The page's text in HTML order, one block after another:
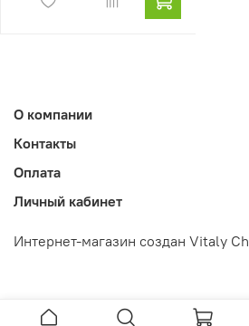
О компании
Контакты
Оплата
Личный кабинет
Интернет-магазин создан Vitaly Ch